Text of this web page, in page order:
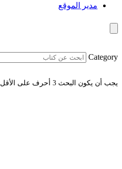
مدير الموقع
Category
يجب أن يكون البحث 3 أحرف على الأقل